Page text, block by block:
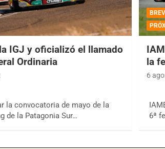
IGJ y oficializó el llamado
Ordinaria
la convocatoria de mayo de la
de la Patagonia Sur…
la
6
6ª